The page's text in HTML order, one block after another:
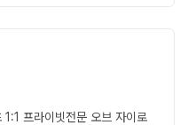
프라이빗전문 오브 자이로